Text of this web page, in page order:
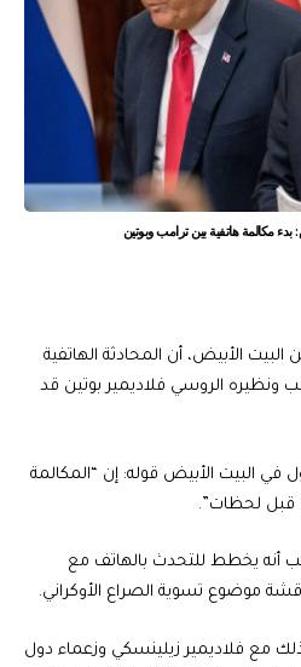
مكالمة هاتفية بين ترامب وبوتين
البيت الأبيض، أن المحادثة الهاتفية
ونظيره الروسي فلاديمير بوتين قد
في البيت الأبيض قوله: إن “المكالمة
قبل لحظات”.
أنه يخطط للتحدث بالهاتف مع
موضوع تسوية الصراع الأوكراني.
مع فلاديمير زيلينسكي وزعماء دول